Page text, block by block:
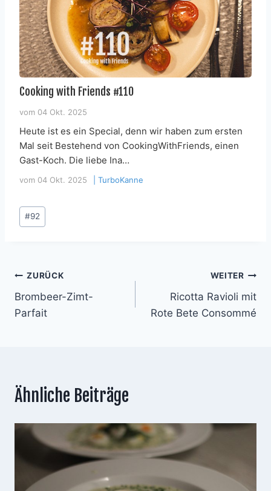
Cooking with Friends #110
vom 04 Okt. 2025
Heute ist es ein Special, denn wir haben zum ersten
Mal seit Bestehend von CookingWithFriends, einen
Gast-Koch. Die liebe Ina…
vom 04 Okt. 2025 TurboKanne
Schlagworte:
#92
Beitragsnavigation
ZURÜCK
Brombeer-Zimt-
Parfait
WEITER
Ricotta Ravioli mit
Rote Bete Consommé
Ähnliche Beiträge